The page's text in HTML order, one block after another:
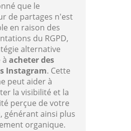
que le
de partages n'est
en raison des
du RGPD,
alternative
àacheter des
Instagram. Cette
peut aider à
la visibilité et la
perçue de votre
générant ainsi plus
organique.